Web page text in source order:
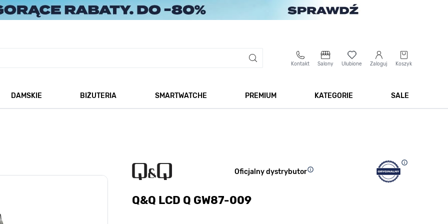
Kontakt Salony Ulubione Zaloguj Koszyk
DAMSKIE
BIŻUTERIA
SMARTWATCHE
PREMIUM
KATEGORIE
SALE
Oficjalny dystrybutor
Q&Q LCD Q GW87-009